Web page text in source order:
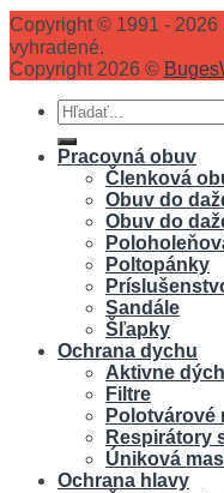
Copyright © 1991 - 2026
vyhradené.
Copyright 2026 ©
Hľadať:
Pracovná obuv
Členková
Obuv do
Obuv do
Poltopánky
Sandále
Šľapky
Ochrana dychu
Aktivne
Filtre
Polotvárové
Respirátory
Úniková
Ochrana hlavy